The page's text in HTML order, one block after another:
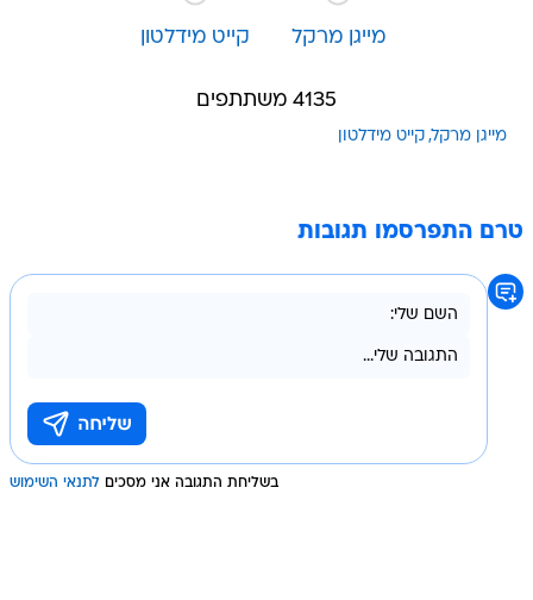
מייגן מרקל קייט מידלטון
4135 משתתפים
מייגן מרקל קייט מידלטון
טרם התפרסמו תגובות
בשליחת התגובה אני מסכים לתנאי השימוש